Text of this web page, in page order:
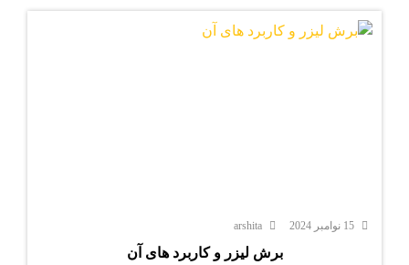
arshita
برش لیزر و کاربرد های آن